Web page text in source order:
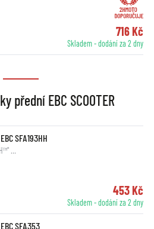
716 Kč
Skladem - dodání za 2 dny
přední EBC SCOOTER
SFA193HH
…
453 Kč
Skladem - dodání za 2 dny
SFA353